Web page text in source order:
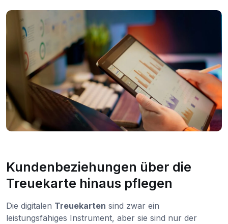
Kundenbeziehungen über die
Treuekarte hinaus pflegen
Die digitalen Treuekarten sind zwar ein
leistungsfähiges Instrument, aber sie sind nur der